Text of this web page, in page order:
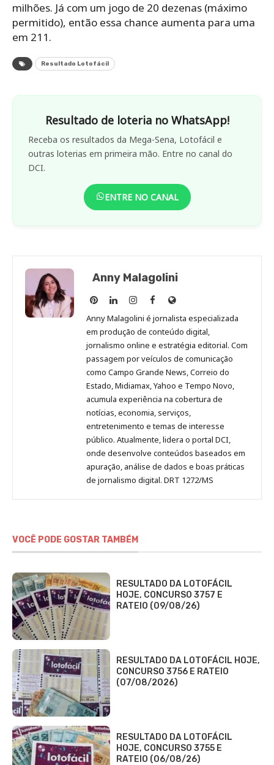
milhões. Já com um jogo de 20 dezenas (máximo
permitido), então essa chance aumenta para uma
em 211.
Resultado Lotofácil
Resultado de loteria no WhatsApp!
Receba os resultados da Mega-Sena, Lotofácil e
outras loterias em primeira mão. Entre no canal do
DCI.
ENTRE NO CANAL
Anny Malagolini
Anny
Malagolini
no
Pinterest
Anny
Malagolini
no
LinkedIn
Anny
Malagolini
no
Instagram
Anny
Malagolini
no
Facebook
Site
de
Anny
Malagolini
Anny Malagolini é jornalista especializada
em produção de conteúdo digital,
jornalismo online e estratégia editorial. Com
passagem por veículos de comunicação
como Campo Grande News, Correio do
Estado, Midiamax, Yahoo e Tempo Novo,
acumula experiência na cobertura de
notícias, economia, serviços,
entretenimento e temas de interesse
público. Atualmente, lidera o portal DCI,
onde desenvolve conteúdos baseados em
apuração, análise de dados e boas práticas
de jornalismo digital. DRT 1272/MS
VOCÊ PODE GOSTAR TAMBÉM
RESULTADO DA LOTOFÁCIL
HOJE, CONCURSO 3757 E
RATEIO (09/08/26)
RESULTADO DA LOTOFÁCIL HOJE,
CONCURSO 3756 E RATEIO
(07/08/2026)
RESULTADO DA LOTOFÁCIL
HOJE, CONCURSO 3755 E
RATEIO (06/08/26)